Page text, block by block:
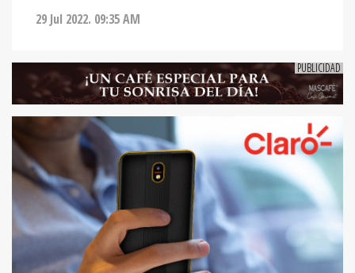
29 Jul 2022. 09:35 AM